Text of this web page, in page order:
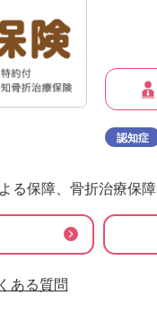
認知症
る保障、骨折治療保
ある質問